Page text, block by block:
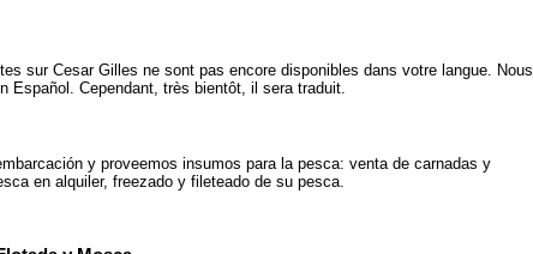
sur Cesar Gilles ne sont pas encore disponibles dans votre langue. Nous
Español. Cependant, très bientôt, il sera traduit.
y proveemos insumos para la pesca: venta de carnadas y
en alquiler, freezado y fileteado de su pesca.